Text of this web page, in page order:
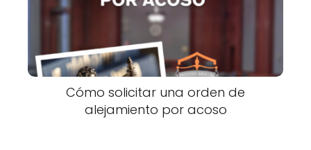
Cómo solicitar una orden de
alejamiento por acoso